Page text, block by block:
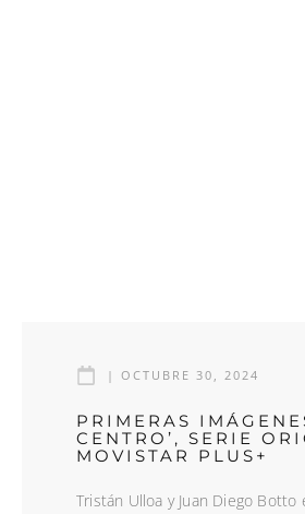
| OCTUBRE 30, 2024
PRIMERAS
CENTRO’, SERIE
MOVISTAR PLUS+
Tristán Ulloa y Juan Diego Botto